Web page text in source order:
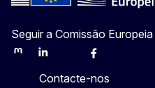
Seguir a Comissão Europeia
MastodonLinkedInBlueskyFacebook
Contacte-nos